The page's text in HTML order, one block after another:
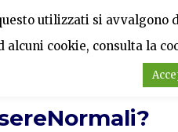
utilizzati si
alcuni cookie, consulta la